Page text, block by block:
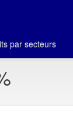
par secteurs